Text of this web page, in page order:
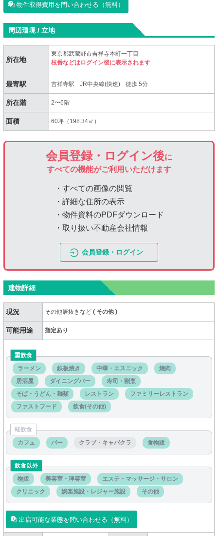
物件取得費用を問い合わせる（無料）
周辺環境 / 立地
所在地
東京都武蔵野市吉祥寺本町一丁目
枝番などはログイン後に表示されます
最寄駅 吉祥寺駅 JR中央線(快速) 徒歩 5分
所在階 2〜6階
面積 60坪（198.34㎡）
会員登録・ログイン後に
すべての機能がご利用いただけます
・すべての画像の閲覧
・詳細な住所の表示
・物件資料のPDFダウンロード
・取り扱い不動産会社情報
会員登録・ログイン
建物詳細
現況 その他居抜きなど( その他)
可能用途 指定あり
重飲食
ラーメン
鉄板焼き 中華・エスニック
焼肉
居酒屋
ダイニングバー
寿司・割烹
そば・うどん・麺類
レストラン
ファミリーレストラン
ファストフード
飲食(その他)
軽飲食
カフェ
バー クラブ・キャバクラ 食物販
飲食以外
物販
美容室・理容室
エステ・マッサージ・サロン
クリニック
娯楽施設・レジャー施設 その他
出店可能な業態を問い合わせる（無料）